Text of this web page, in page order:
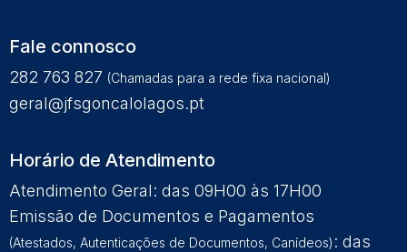
Fale connosco
282 763 827 (Chamadas para a rede fixa nacional)
geral@jfsgoncalolagos.pt
Horário de Atendimento
Atendimento Geral: das 09H00 às 17H00
Emissão de Documentos e Pagamentos
(Atestados, Autenticações de Documentos, Canídeos) : das